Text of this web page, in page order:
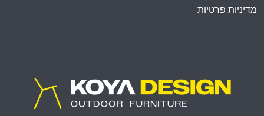
מדיניות פרטיות